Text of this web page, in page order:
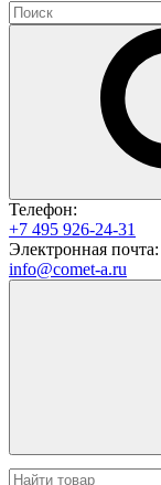
Телефон:
+7 495 926-24-31
Электронная почта:
info@comet-a.ru